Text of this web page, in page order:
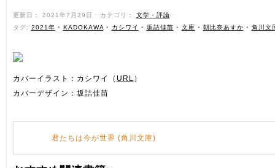
更新日： 2021年7月29日 ˑ カテゴリ： 文学・評論 ˑ
タグ: 2021年 • KADOKAWA • カシワイ • 坂詰佳苗 • 文庫 • 朝比奈あすか • 角川文
カバーイラスト：カシワイ（ URL ）
カバーデザイン：坂詰佳苗
君たちは今が世界 (角川文庫)